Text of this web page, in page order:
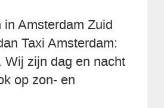
Amsterdam Zuid
Taxi Amsterdam:
Wij zijn dag en nacht
op zon- en